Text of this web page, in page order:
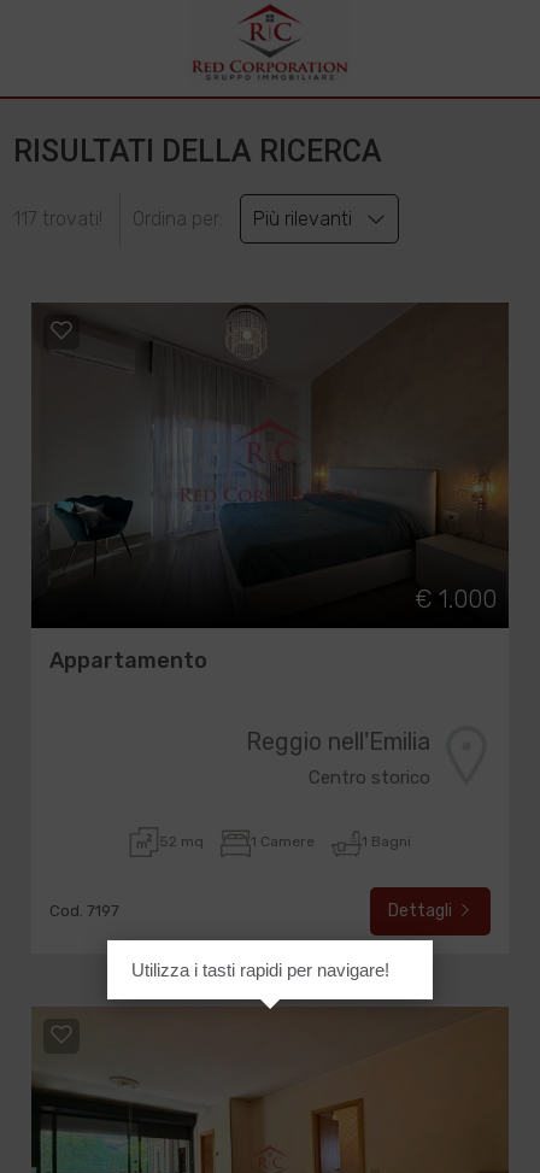
RISULTATI DELLA RICERCA
117 trovati! Ordina per: Più rilevanti
€ 1.000
Appartamento
Reggio nell'Emilia
Centro storico
52 mq 1 Camere 1 Bagni
Cod. 7197 Dettagli
Utilizza i tasti rapidi per navigare!